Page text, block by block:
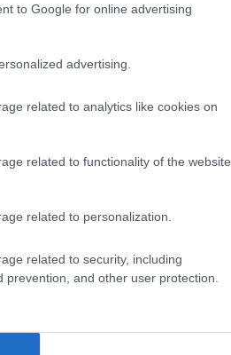
to Google for online advertising
advertising.
related to analytics like cookies on
related to functionality of the website
related to personalization.
related to security, including
and other user protection.
Εργαστήρια,
οποίος τυγχάνει
πράξη του